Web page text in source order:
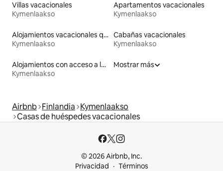
Villas vacacionales
Kymenlaakso
Apartamentos vacacionales
Kymenlaakso
Alojamientos vacacionales que admiten mascotas
Kymenlaakso
Cabañas vacacionales
Kymenlaakso
Alojamientos con acceso a la playa
Kymenlaakso
Mostrar más
Airbnb Finlandia Kymenlaakso
Casas de huéspedes vacacionales
© 2026 Airbnb, Inc.
Privacidad
Términos